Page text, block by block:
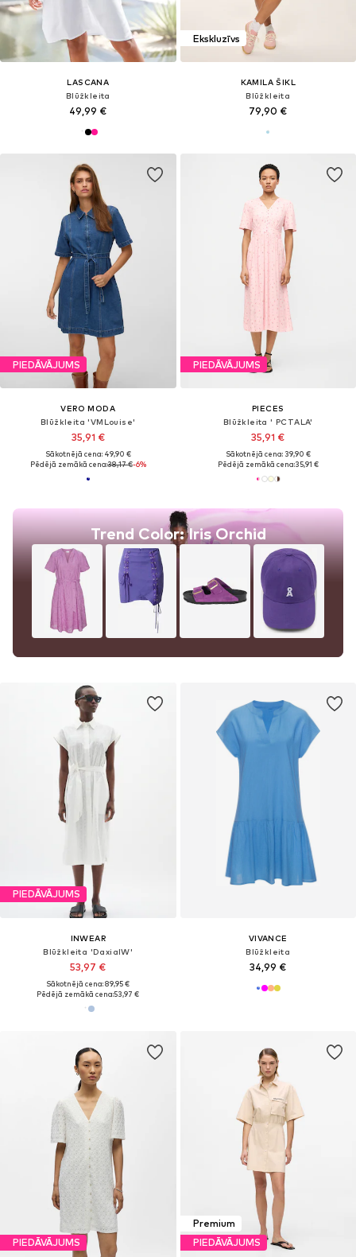
LASCANA
Blūžkleita
49,99 €
Ekskluzīvs
KAMILA ŠIKL
Blūžkleita
79,90 €
PIEDĀVĀJUMS
VERO MODA
Blūžkleita 'VMLouise'
35,91 €
Sākotnējā cena: 49,90 €
Pēdējā zemākā cena:38,17 €-6%
Trend Color: Iris Orchid
PIEDĀVĀJUMS
PIECES
Blūžkleita ' PCTALA'
35,91 €
Sākotnējā cena: 39,90 €
Pēdējā zemākā cena:35,91 €
PIEDĀVĀJUMS
INWEAR
Blūžkleita 'DaxiaIW'
53,97 €
Sākotnējā cena: 89,95 €
Pēdējā zemākā cena:53,97 €
VIVANCE
Blūžkleita
34,99 €
PIEDĀVĀJUMS
Premium
PIEDĀVĀJUMS